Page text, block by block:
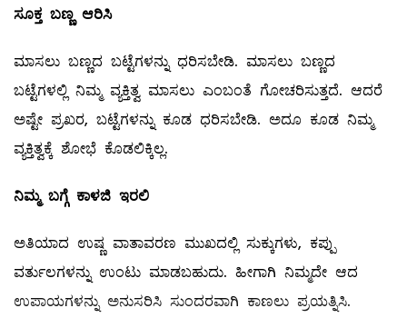
ಸೂಕ್ತ ಬಣ್ಣ ಆರಿಸಿ
ಮಾಸಲು ಬಣ್ಣದ ಬಟ್ಟೆಗಳನ್ನು ಧರಿಸಬೇಡಿ. ಮಾಸಲು ಬಣ್ಣದ
ಬಟ್ಟೆಗಳಲ್ಲಿ ನಿಮ್ಮ ವ್ಯಕ್ತಿತ್ವ ಮಾಸಲು ಎಂಬಂತೆ ಗೋಚರಿಸುತ್ತದೆ. ಆದರೆ
ಅಷ್ಟೇ ಪ್ರಖರ, ಬಟ್ಟೆಗಳನ್ನು ಕೂಡ ಧರಿಸಬೇಡಿ. ಅದೂ ಕೂಡ ನಿಮ್ಮ
ವ್ಯಕ್ತಿತ್ವಕ್ಕೆ ಶೋಭೆ ಕೊಡಲಿಕ್ಕಿಲ್ಲ.
ನಿಮ್ಮ ಬಗ್ಗೆ ಕಾಳಜಿ ಇರಲಿ
ಅತಿಯಾದ ಉಷ್ಣ ವಾತಾವರಣ ಮುಖದಲ್ಲಿ ಸುಕ್ಕುಗಳು, ಕಪ್ಪು
ವರ್ತುಲಗಳನ್ನು ಉಂಟು ಮಾಡಬಹುದು. ಹೀಗಾಗಿ ನಿಮ್ಮದೇ ಆದ
ಉಪಾಯಗಳನ್ನು ಅನುಸರಿಸಿ ಸುಂದರವಾಗಿ ಕಾಣಲು ಪ್ರಯತ್ನಿಸಿ.